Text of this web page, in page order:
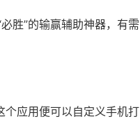
胜”的输赢辅助神器，有需
个应用便可以自定义手机打